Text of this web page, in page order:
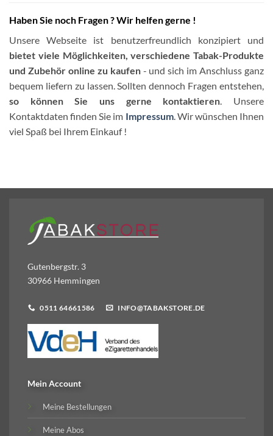
Haben Sie noch Fragen ? Wir helfen gerne !
Unsere Webseite ist benutzerfreundlich konzipiert und
bietet viele Möglichkeiten, verschiedene Tabak-Produkte
und Zubehör online zu kaufen- und sich im Anschluss ganz
bequem liefern zu lassen. Sollten dennoch Fragen entstehen,
so können Sie uns gerne kontaktieren. Unsere
Kontaktdaten finden Sie im Impressum. Wir wünschen Ihnen
viel Spaß bei Ihrem Einkauf !
Gutenbergstr. 3
30966 Hemmingen
0511 64661586 INFO@TABAKSTORE.DE
Mein Account
Meine Bestellungen
Meine Abos